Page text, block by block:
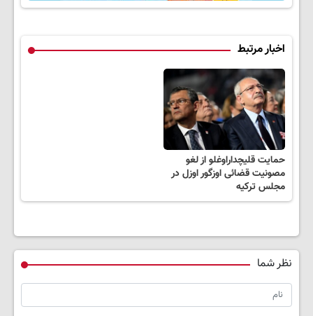
اخبار مرتبط
حمایت قلیچداراوغلو از لغو
مصونیت قضائی اوزگور اوزل در
مجلس ترکیه
نظر شما